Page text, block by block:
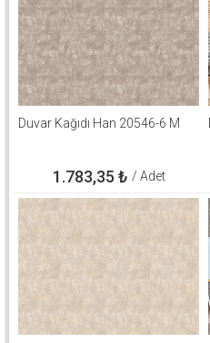
Duvar Kağıdı Han 20546-6 M
1.783,35 ₺ / Adet